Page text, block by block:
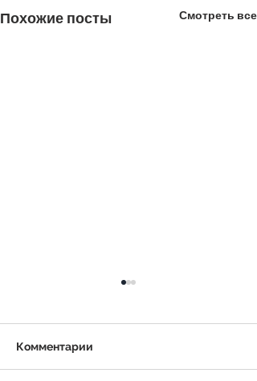
Похожие посты Смотреть все
Комментарии